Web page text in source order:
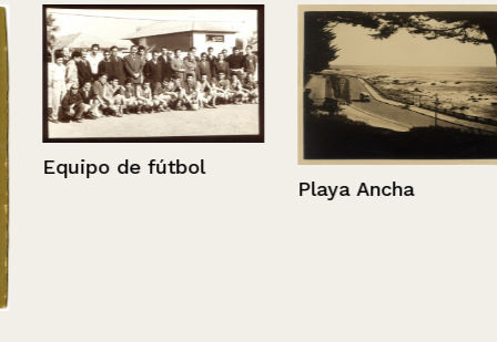
Equipo de fútbol
Playa Ancha